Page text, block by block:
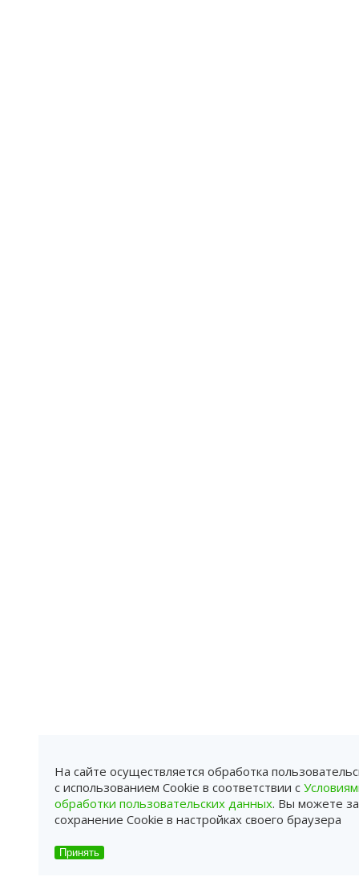
На сайте осуществляется обработка
с использованием Cookie в соответствии с
обработки пользовательских данных. Вы можете
сохранение Cookie в настройках своего браузера
Принять